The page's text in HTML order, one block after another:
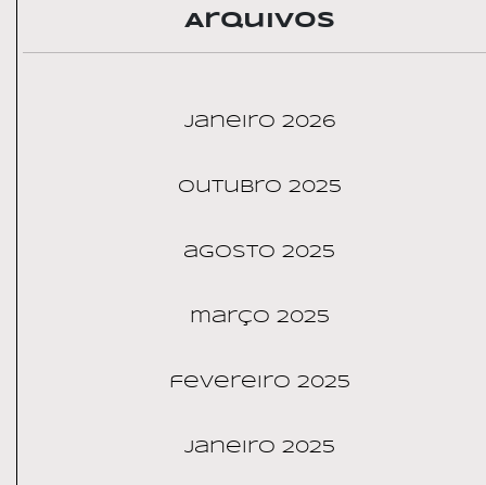
Arquivos
janeiro 2026
outubro 2025
agosto 2025
março 2025
fevereiro 2025
janeiro 2025